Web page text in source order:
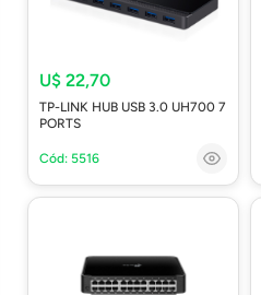
U$ 22,70
TP-LINK HUB USB 3.0 UH700 7
PORTS
Cód: 5516